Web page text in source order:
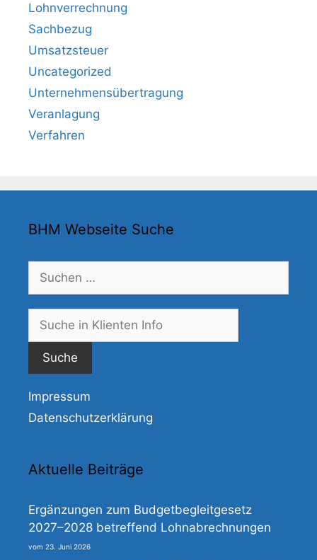
Lohnverrechnung
Sachbezug
Umsatzsteuer
Uncategorized
Unternehmensübertragung
Veranlagung
Verfahren
BHM Webseite Suche
Suchen
nach:
Impressum
Datenschutzerklärung
Aktuelle Beiträge
Ergänzungen zum Budgetbegleitgesetz
2027–2028 betreffend Lohnabrechnungen
23. Juni 2026